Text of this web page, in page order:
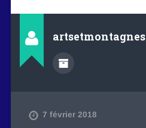
artsetmontagnes
7 février 2018